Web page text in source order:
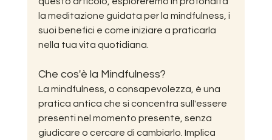
la meditazione guidata per la mindfulness, i
suoi benefici e come iniziare a praticarla
nella tua vita quotidiana.
Che cos'è la Mindfulness?
La mindfulness, o consapevolezza, è una
pratica antica che si concentra sull'essere
presenti nel momento presente, senza
giudicare o cercare di cambiarlo. Implica